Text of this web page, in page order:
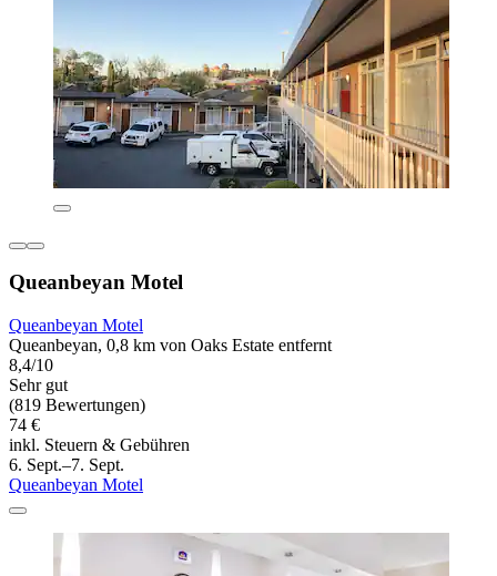
Queanbeyan Motel
Queanbeyan Motel
Queanbeyan, 0,8 km von Oaks Estate entfernt
8,4/10
Sehr gut
(819 Bewertungen)
74 €
inkl. Steuern & Gebühren
6. Sept.–7. Sept.
Queanbeyan Motel